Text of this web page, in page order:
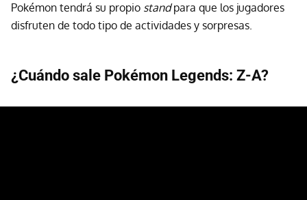
Pokémon tendrá su propio standpara que los jugadores
disfruten de todo tipo de actividades y sorpresas.
¿Cuándo sale Pokémon Legends: Z-A?